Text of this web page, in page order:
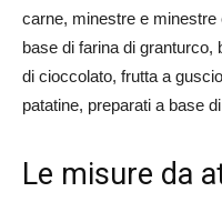
carne, minestre e
base di farina di granturco,
di cioccolato, frutta a
patatine, preparati a base
Le misure da